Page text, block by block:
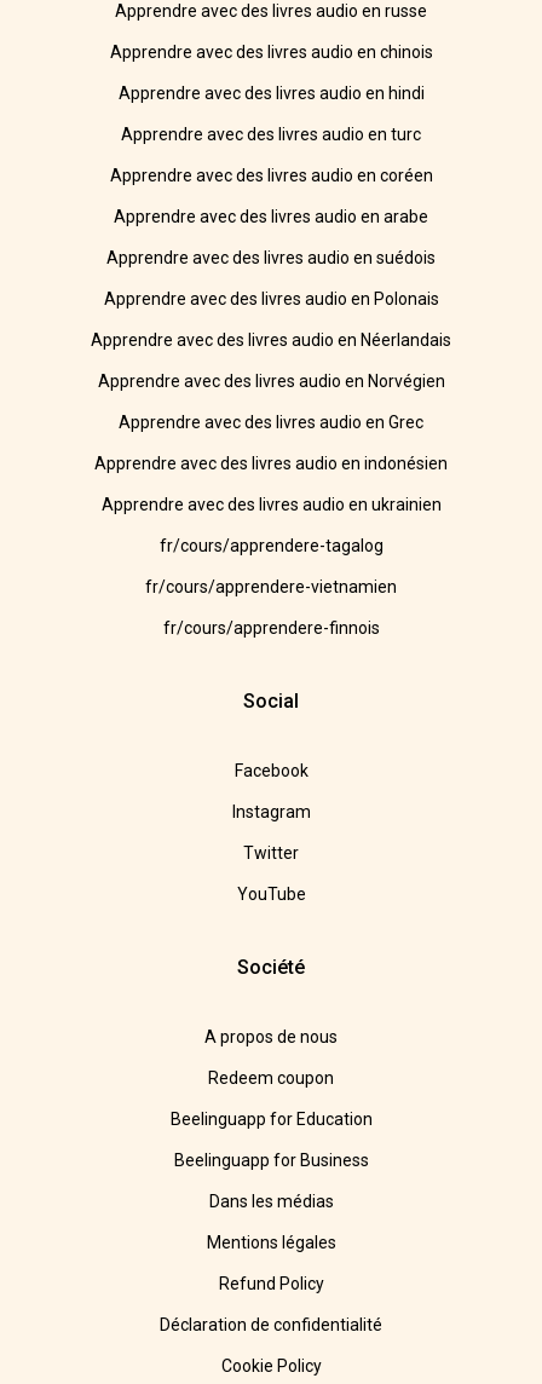
Apprendre avec des livres audio en russe
Apprendre avec des livres audio en chinois
Apprendre avec des livres audio en hindi
Apprendre avec des livres audio en turc
Apprendre avec des livres audio en coréen
Apprendre avec des livres audio en arabe
Apprendre avec des livres audio en suédois
Apprendre avec des livres audio en Polonais
Apprendre avec des livres audio en Néerlandais
Apprendre avec des livres audio en Norvégien
Apprendre avec des livres audio en Grec
Apprendre avec des livres audio en indonésien
Apprendre avec des livres audio en ukrainien
fr/cours/apprendere-tagalog
fr/cours/apprendere-vietnamien
fr/cours/apprendere-finnois
Social
Facebook
Instagram
Twitter
YouTube
Société
A propos de nous
Redeem coupon
Beelinguapp for Education
Beelinguapp for Business
Dans les médias
Mentions légales
Refund Policy
Déclaration de confidentialité
Cookie Policy